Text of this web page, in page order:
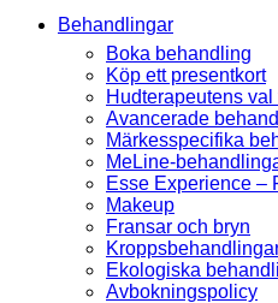
Behandlingar
Boka behandling
Köp ett presentkort
Hudterapeutens val
Avancerade
Märkesspecifika
MeLine-
Esse Experience –
Makeup
Fransar och bryn
Ekologiska
Avbokningspolicy